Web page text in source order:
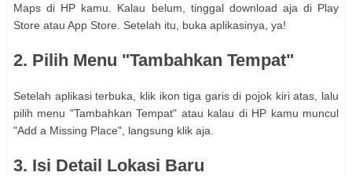
Maps di HP kamu. Kalau belum, tinggal download aja di Play
Store atau App Store. Setelah itu, buka aplikasinya, ya!
2. Pilih Menu "Tambahkan Tempat"
Setelah aplikasi terbuka, klik ikon tiga garis di pojok kiri atas, lalu
pilih menu "Tambahkan Tempat" atau kalau di HP kamu muncul
"Add a Missing Place", langsung klik aja.
3. Isi Detail Lokasi Baru